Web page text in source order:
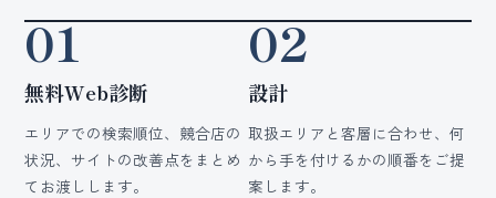
01
無料Web診断
エリアでの検索順位、競合店の
状況、サイトの改善点をまとめ
てお渡しします。
02
設計
取扱エリアと客層に合わせ、何
から手を付けるかの順番をご提
案します。